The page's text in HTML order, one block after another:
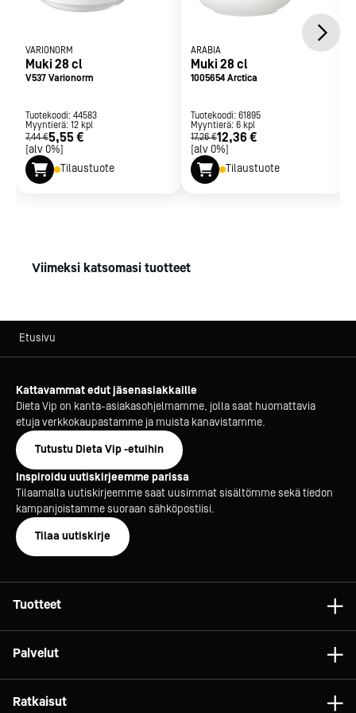
VARIONORM
Muki 28 cl
V537 Varionorm
Tuotekoodi: 44583
Myyntierä: 12 kpl
7,44 €5,55 €
[alv 0%]
Tilaustuote
ARABIA
Muki 28 cl
1005654 Arctica
Tuotekoodi: 61895
Myyntierä: 6 kpl
17,26 €12,36 €
[alv 0%]
Tilaustuote
Viimeksi katsomasi tuotteet
Etusivu
Kattavammat edut jäsenasiakkaille
Dieta Vip on kanta-asiakasohjelmamme, jolla saat huomattavia
etuja verkkokaupastamme ja muista kanavistamme.
Tutustu Dieta Vip -etuihin
Inspiroidu uutiskirjeemme parissa
Tilaamalla uutiskirjeemme saat uusimmat sisältömme sekä tiedon
kampanjoistamme suoraan sähköpostiisi.
Tilaa uutiskirje
Tuotteet
Tarvikkeet
Palvelut
Konsultointi
Ratkaisut